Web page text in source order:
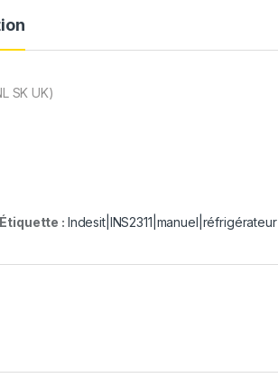
SK UK)
Étiquette : Indesit|INS2311|manuel|réfrigérateur